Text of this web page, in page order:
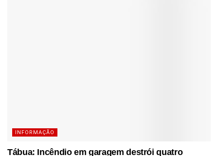
INFORMAÇÃO
Tábua: Incêndio em garagem destrói quatro